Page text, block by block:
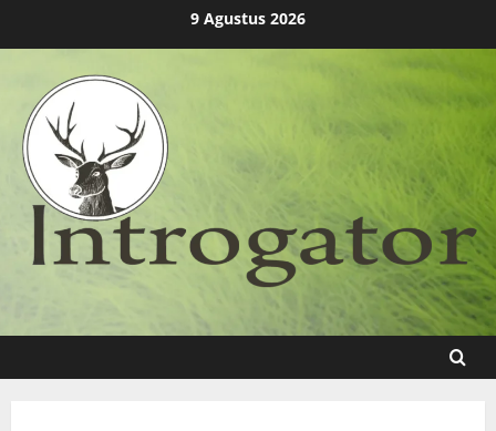
9 Agustus 2026